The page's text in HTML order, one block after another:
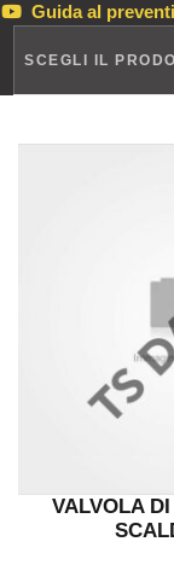
Guida al
SCEGLI IL
VALVOLA